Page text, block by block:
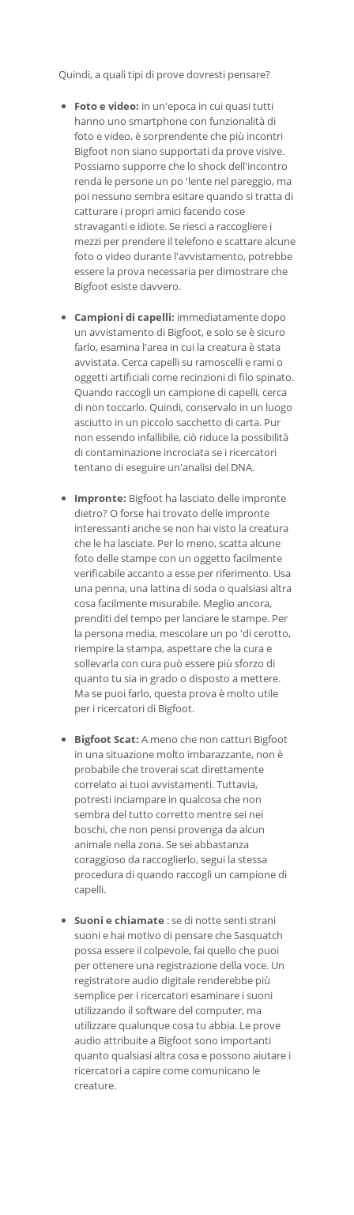
Quindi, a quali tipi di prove dovresti pensare?
Foto e video: in un'epoca in cui quasi tutti
hanno uno smartphone con funzionalità di
foto e video, è sorprendente che più incontri
Bigfoot non siano supportati da prove visive.
Possiamo supporre che lo shock dell'incontro
renda le persone un po 'lente nel pareggio, ma
poi nessuno sembra esitare quando si tratta di
catturare i propri amici facendo cose
stravaganti e idiote. Se riesci a raccogliere i
mezzi per prendere il telefono e scattare alcune
foto o video durante l'avvistamento, potrebbe
essere la prova necessaria per dimostrare che
Bigfoot esiste davvero.
Campioni di capelli: immediatamente dopo
un avvistamento di Bigfoot, e solo se è sicuro
farlo, esamina l'area in cui la creatura è stata
avvistata. Cerca capelli su ramoscelli e rami o
oggetti artificiali come recinzioni di filo spinato.
Quando raccogli un campione di capelli, cerca
di non toccarlo. Quindi, conservalo in un luogo
asciutto in un piccolo sacchetto di carta. Pur
non essendo infallibile, ciò riduce la possibilità
di contaminazione incrociata se i ricercatori
tentano di eseguire un'analisi del DNA.
Impronte: Bigfoot ha lasciato delle impronte
dietro? O forse hai trovato delle impronte
interessanti anche se non hai visto la creatura
che le ha lasciate. Per lo meno, scatta alcune
foto delle stampe con un oggetto facilmente
verificabile accanto a esse per riferimento. Usa
una penna, una lattina di soda o qualsiasi altra
cosa facilmente misurabile. Meglio ancora,
prenditi del tempo per lanciare le stampe. Per
la persona media, mescolare un po 'di cerotto,
riempire la stampa, aspettare che la cura e
sollevarla con cura può essere più sforzo di
quanto tu sia in grado o disposto a mettere.
Ma se puoi farlo, questa prova è molto utile
per i ricercatori di Bigfoot.
Bigfoot Scat: A meno che non catturi Bigfoot
in una situazione molto imbarazzante, non è
probabile che troverai scat direttamente
correlato ai tuoi avvistamenti. Tuttavia,
potresti inciampare in qualcosa che non
sembra del tutto corretto mentre sei nei
boschi, che non pensi provenga da alcun
animale nella zona. Se sei abbastanza
coraggioso da raccoglierlo, segui la stessa
procedura di quando raccogli un campione di
capelli.
Suoni e chiamate : se di notte senti strani
suoni e hai motivo di pensare che Sasquatch
possa essere il colpevole, fai quello che puoi
per ottenere una registrazione della voce. Un
registratore audio digitale renderebbe più
semplice per i ricercatori esaminare i suoni
utilizzando il software del computer, ma
utilizzare qualunque cosa tu abbia. Le prove
audio attribuite a Bigfoot sono importanti
quanto qualsiasi altra cosa e possono aiutare i
ricercatori a capire come comunicano le
creature.